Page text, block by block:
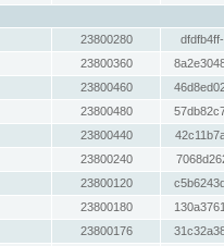
23800280
23800360
23800460
23800480
23800440
23800240
23800120
23800180
23800176